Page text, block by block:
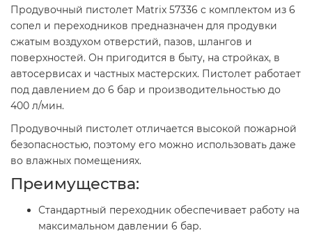
Продувочный пистолет Matrix 57336 с комплектом из 6
сопел и переходников предназначен для продувки
сжатым воздухом отверстий, пазов, шлангов и
поверхностей. Он пригодится в быту, на стройках, в
автосервисах и частных мастерских. Пистолет работает
под давлением до 6 бар и производительностью до
400 л/мин.
Продувочный пистолет отличается высокой пожарной
безопасностью, поэтому его можно использовать даже
во влажных помещениях.
Преимущества:
Стандартный переходник обеспечивает работу на
максимальном давлении 6 бар.